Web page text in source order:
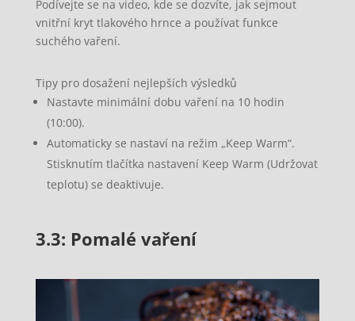
Podívejte se na video, kde se dozvíte, jak sejmout
vnitřní kryt tlakového hrnce a používat funkce
suchého vaření.
Tipy pro dosažení nejlepších výsledků
Nastavte minimální dobu vaření na 10 hodin
(10:00).
Automaticky se nastaví na režim „Keep Warm“.
Stisknutím tlačítka nastavení Keep Warm (Udržovat
teplotu) se deaktivuje.
3.3: Pomalé vaření